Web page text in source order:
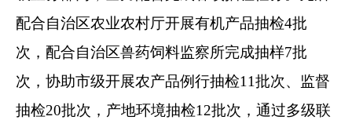
配合自治区农业农村厅开展有机产品抽检4批
次，配合自治区兽药饲料监察所完成抽样7批
次，协助市级开展农产品例行抽检11批次、监督
抽检20批次，产地环境抽检12批次，通过多级联